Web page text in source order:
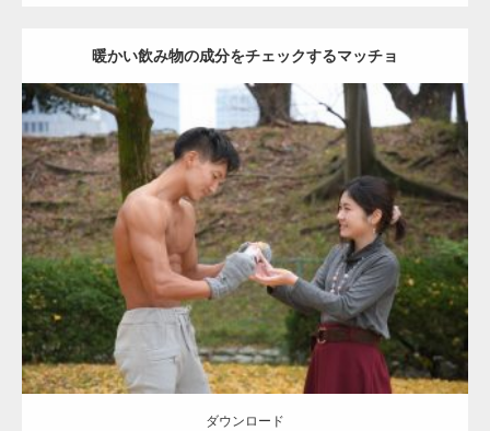
暖かい飲み物の成分をチェックするマッチョ
Update:2021.07.8
Category:公園のマッチョ その他 AKIHITO(細マッチョ) 上腕三頭筋
肩
ダウンロード
ダウンロード